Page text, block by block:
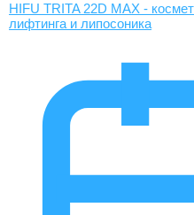
HIFU TRITA 22D MAX -
лифтинга и липосоника